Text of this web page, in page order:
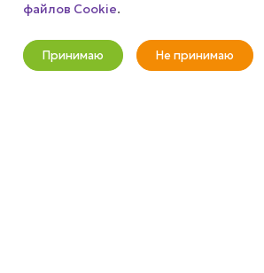
КАК СДЕЛАТЬ ЗАКАЗ?
+7 (800) 100-37-51
файлов Cookie.
Принимаю Не принимаю